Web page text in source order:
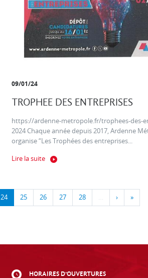
09/01/24
TROPHEE DES ENTREPRISES
https://ardenne-metropole.fr/trophees-des-
2024 Chaque année depuis 2017, Ardenne
organise “Les Trophées des entreprises...
Lire la suite
24 25 26 27 28 … › »
HORAIRES D'OUVERTURES